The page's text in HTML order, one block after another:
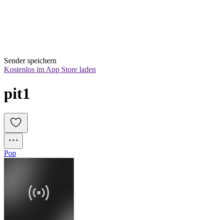
Sender speichern
Kostenlos im App Store laden
pit1
Pop